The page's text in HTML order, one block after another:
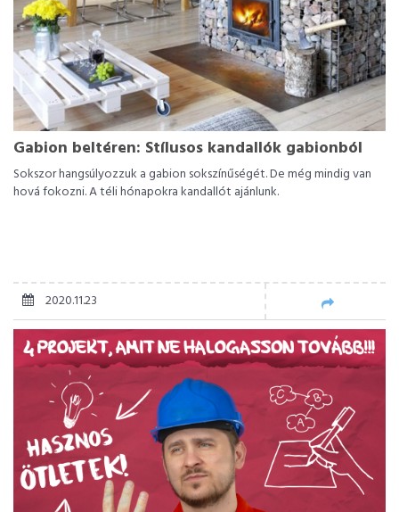
Gabion beltéren: Stílusos kandallók gabionból
Sokszor hangsúlyozzuk a gabion sokszínűségét. De még mindig van
hová fokozni. A téli hónapokra kandallót ajánlunk.
2020.11.23